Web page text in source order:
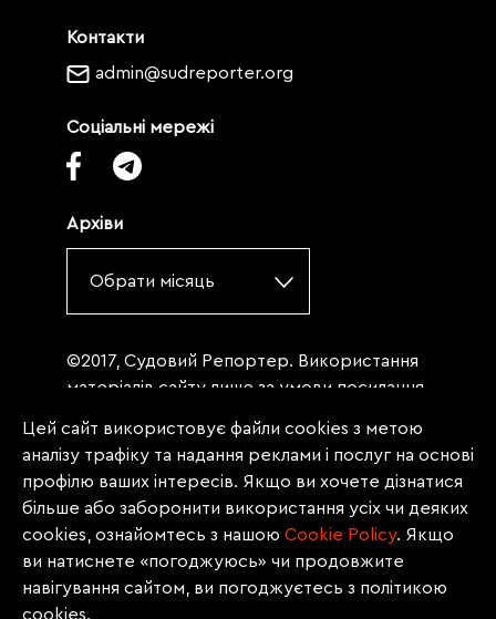
Контакти
admin@sudreporter.org
Соціальні мережі
Архіви
Обрати місяць
©2017, Судовий Репортер. Використання
матеріалів сайту лише за умови посилання
«Судовий репортер» не нижче третього
абзацу. Матеріали, щодо яких міститься
заборона на повну републікацію
(передрук, копіювання, відтворення або
інше використання), заборонено
передруковувати без згоди редакції.
Матеріали з позначкою PROMOTED, ЗА
Цей сайт використовує файли cookies з метою
аналізу трафіку та надання реклами і послуг на основі
профілю ваших інтересів. Якщо ви хочете дізнатися
більше або заборонити використання усіх чи деяких
cookies, ознайомтесь з нашою Сookie Policy. Якщо
ви натиснете «погоджуюсь» чи продовжите
навігування сайтом, ви погоджуєтесь з політикою
cookies.